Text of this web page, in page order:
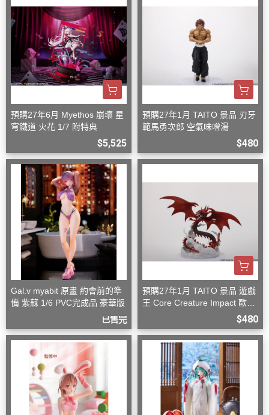
預購27年6月 Myethos 崩壞 星
穹鐵道 火花 1/7 附特典
$5,525
預購27年1月 TAITO 景品 刃牙
範馬勇次郎 空氣味噌湯
$480
Gal.v myabit 原畫 約會前的準
備 紫蘇 1/6 PVC完成品 豪華版
已售完
預購27年1月 TAITO 景品 遊戲
王 Core Creature Impact 歐西
$480